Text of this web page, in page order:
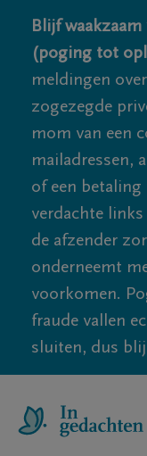
Blijf
(poging tot
meldingen
zogezegde
mom van een
mailadressen,
of een
verdachte
de afzender
onderneemt
voorkomen.
fraude vallen
sluiten, dus